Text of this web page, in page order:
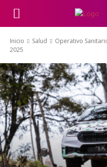
Inicio Salud
Operativo
2025